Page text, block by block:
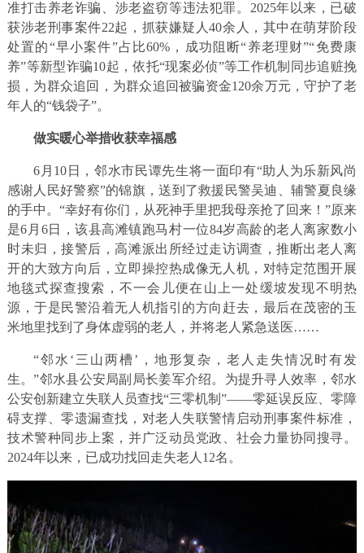
准打击养老诈骗、涉老盗窃等违法犯罪。2025年以来，已破
获涉老刑事案件22起，抓获嫌疑人40余人，其中在萌芽阶段
处置的“早小案件”占比60%，成功阻断“养老理财”“免费康
养”等新型诈骗10起，依托“现案必侦”等工作机制同步追赃挽
损，为群众追回，为群众追回被骗资金120余万元，守护了老
年人的“钱袋子”。
做实暖心举措收获幸福感
6月10日，邻水市民谭先生将一面印有“助人为乐新风尚
感谢人民好警察”的锦旗，送到了救援民警吴迪、辅警夏良缘
的手中。“幸好有你们，从死神手里把我母亲抢了回来！”原来
是6月6日，该县高滩镇跑马村一位84岁高龄的老人离家数小
时未归，接警后，高滩派出所经过走访调查，推断出老人离
开的大致方向后，立即操控热成像无人机，对特定范围开展
地毯式探查搜索，不一会儿便在山上一处缓坡发现不明热
源，于是民警沿着无人机指引的方向赶去，最后在茂密的玉
米地里找到了身体虚弱的老人，并将老人紧急送医……
“邻水‘三山两槽’，地形复杂，老人走失情况时有发
生。”邻水县公安局副局长姜军介绍。为提升寻人效率，邻水
公安创新建立失联人员查找“三零机制”——零延误反应、零障
碍支撑、零遗漏查找，对老人失联警情启动刑事案件标准，
技术警种同步上案，并广泛动员党政、社会力量协同搜寻。
2024年以来，已成功找回走失老人12名。